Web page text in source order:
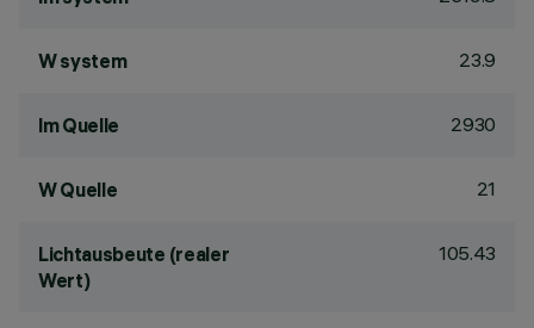
W system 23.9
lm Quelle 2930
W Quelle 21
Lichtausbeute (realer
Wert)
105.43